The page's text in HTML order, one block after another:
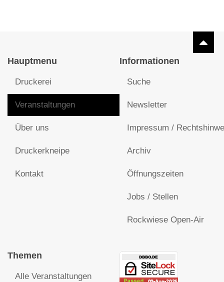
Hauptmenu
Druckerei
Veranstaltungen
Über uns
Druckerkneipe
Kontakt
Informationen
Suche
Newsletter
Impressum /
Archiv
Öffnungszeiten
Jobs / Stellen
Rockwiese Open-Air
Themen
Alle Veranstaltungen